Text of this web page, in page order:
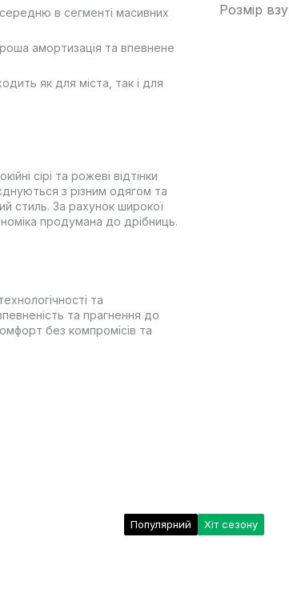
середню в сегменті масивних
амортизація та впевнене
як для міста, так і для
сірі та рожеві відтінки
з різним одягом та
стиль. За рахунок широкої
продумана до дрібниць.
та
та прагнення до
без компромісів та
Розмір
Популярний Хіт сезону